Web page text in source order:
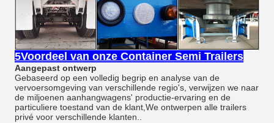
5Voordeel van onze Container Semi Trailers
Aangepast ontwerp
Gebaseerd op een volledig begrip en analyse van de
vervoersomgeving van verschillende regio's, verwijzen we naar
de miljoenen aanhangwagens' productie-ervaring en de
particuliere toestand van de klant,We ontwerpen alle trailers
privé voor verschillende klanten..